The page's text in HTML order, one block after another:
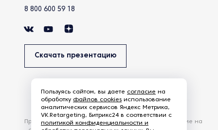
8 800 600 59 18
Скачать презентацию
Продолжая использовать наш сайт, вы даете согласие на
Пользуясь сайтом, вы даете согласие на
обработку файлов cookies использование
аналитических сервисов Яндекс Метрика,
VK.Retargeting, Битрикс24 в соответствии с
политикой конфиденциальности и